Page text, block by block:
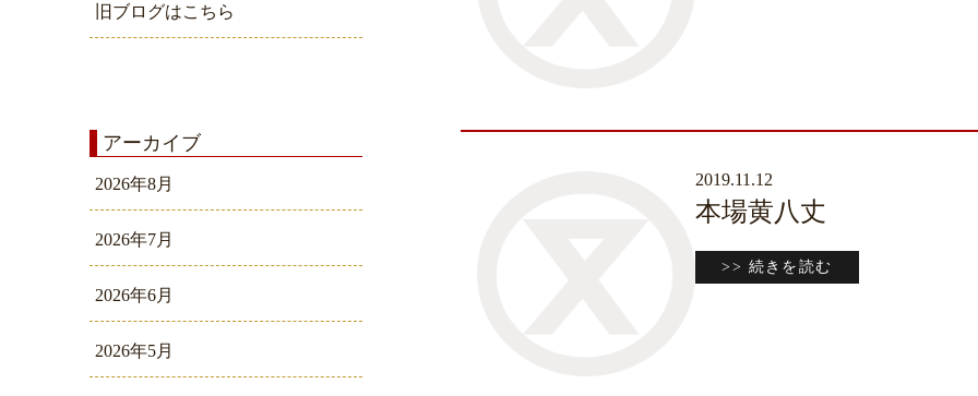
旧ブログはこちら
アーカイブ
2026年8月
2026年7月
2026年6月
2026年5月
2019.11.12
本場黄八丈
>> 続きを読む